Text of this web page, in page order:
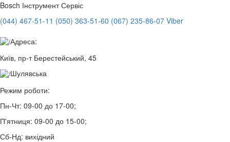
Bosch Інструмент Сервіс
(044) 467-51-11 (050) 363-51-60 (067) 235-86-07 Viber
Адреса:
Київ, пр-т Берестейський, 45
Шулявська
Режим роботи:
Пн-Чт: 09-00 до 17-00;
П'ятниця: 09-00 до 15-00;
Сб-Нд: вихідний